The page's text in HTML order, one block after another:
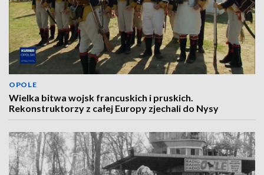
OPOLE
Wielka bitwa wojsk francuskich i pruskich.
Rekonstruktorzy z całej Europy zjechali do Nysy